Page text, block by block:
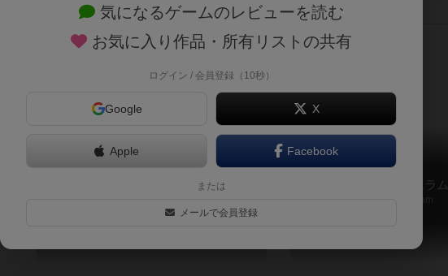
スナックラビッツ バーガースラム
Burger Slam
気になるゲームのレビューを読む
お気に入り作品・所有リストの共有
ログイン / 会員登録（10秒）
Google X
Apple Facebook
または
メールで会員登録